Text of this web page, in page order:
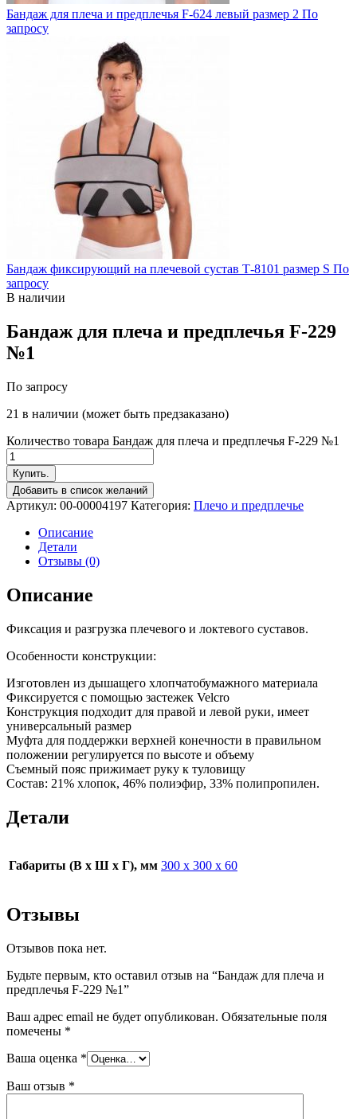
Бандаж для плеча и предплечья F-624 левый размер 2 По
запросу
Бандаж фиксирующий на плечевой сустав Т-8101 размер S По
запросу
В наличии
Бандаж для плеча и предплечья F-229
№1
По запросу
21 в наличии (может быть предзаказано)
Количество товара Бандаж для плеча и предплечья F-229 №1
Купить.
Добавить в список желаний
Артикул: 00-00004197 Категория: Плечо и предплечье
Описание
Детали
Отзывы (0)
Описание
Фиксация и разгрузка плечевого и локтевого суставов.
Особенности конструкции:
Изготовлен из дышащего хлопчатобумажного материала
Фиксируется с помощью застежек Velсro
Конструкция подходит для правой и левой руки, имеет
универсальный размер
Муфта для поддержки верхней конечности в правильном
положении регулируется по высоте и объему
Съемный пояс прижимает руку к туловищу
Состав: 21% хлопок, 46% полиэфир, 33% полипропилен.
Детали
Габариты (В х Ш х Г), мм 300 х 300 х 60
Отзывы
Отзывов пока нет.
Будьте первым, кто оставил отзыв на “Бандаж для плеча и
предплечья F-229 №1”
Ваш адрес email не будет опубликован. Обязательные поля
помечены *
Ваша оценка *
Ваш отзыв *